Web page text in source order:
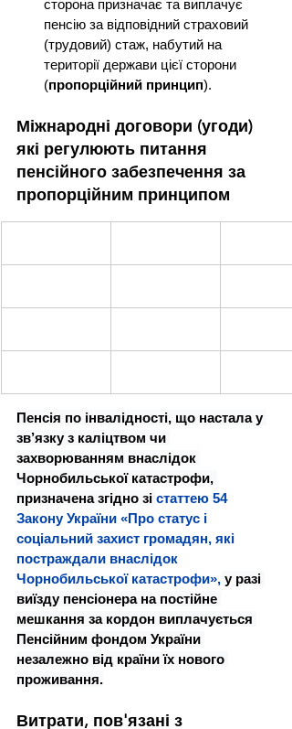
сторона призначає та виплачує
пенсію за відповідний страховий
(трудовий) стаж, набутий на
території держави цієї сторони
(пропорційний принцип).
Міжнародні договори (угоди)
які регулюють питання
пенсійного забезпечення за
пропорційним принципом
Пенсія по інвалідності, що настала у
зв’язку з каліцтвом чи
захворюванням внаслідок
Чорнобильської катастрофи,
призначена згідно зі статтею 54
Закону України «Про статус і
соціальний захист громадян, які
постраждали внаслідок
Чорнобильської катастрофи», у разі
виїзду пенсіонера на постійне
мешкання за кордон виплачується
Пенсійним фондом України
незалежно від країни їх нового
проживання.
Витрати, пов'язані з